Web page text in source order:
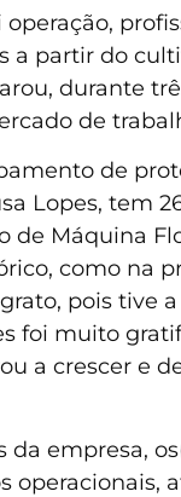
a partir do
durante
de
de
Lopes, tem
de Máquina
como na
pois tive
foi muito
a crescer e
empresa,
operacionais,